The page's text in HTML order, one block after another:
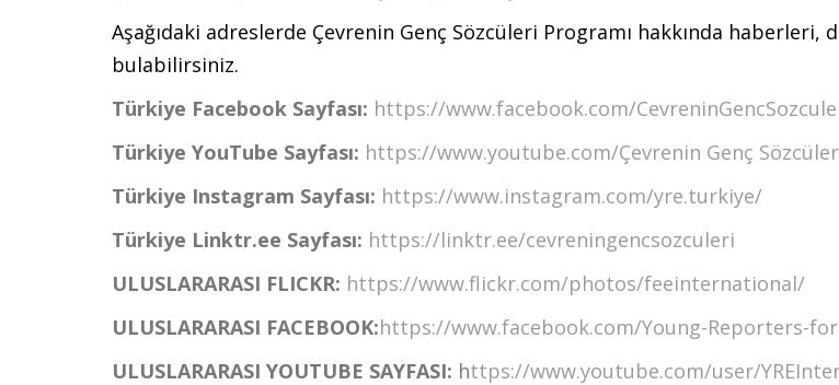
Aşağıdaki adreslerde Çevrenin Genç Sözcüleri Programı hakkında haberleri,
bulabilirsiniz.
Türkiye Facebook Sayfası: https://www.facebook.com/
Türkiye YouTube Sayfası: https://www.youtube.com/Çevrenin Genç
Türkiye Instagram Sayfası: https://www.instagram.com/yre.turkiye/
Türkiye Linktr.ee Sayfası: https://linktr.ee/cevreningencsozculeri
ULUSLARARASI FLICKR: https://www.flickr.com/photos/feeinternational/
ULUSLARARASI FACEBOOK:https://www.facebook.com/Young-Reporters-
ULUSLARARASI YOUTUBE SAYFASI: https://www.youtube.com/user/